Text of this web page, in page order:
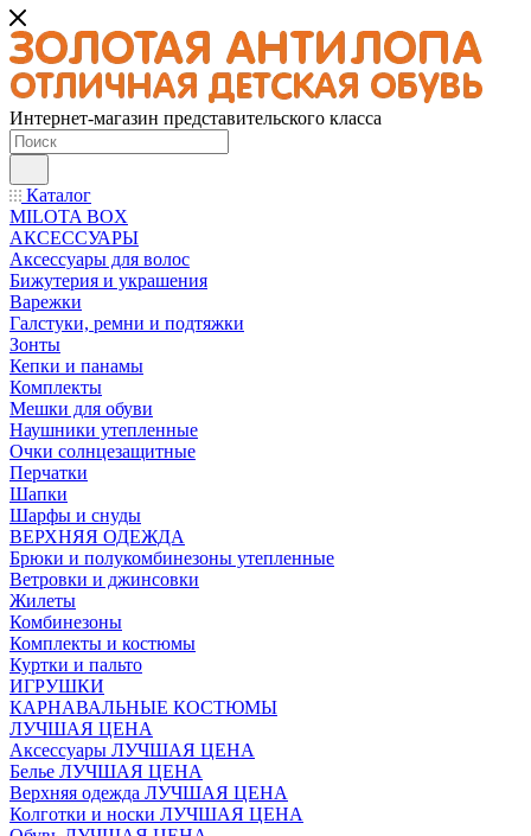
Интернет-магазин представительского класса
Каталог
MILOTA BOX
АКСЕССУАРЫ
Аксессуары для волос
Бижутерия и украшения
Варежки
Галстуки, ремни и подтяжки
Зонты
Кепки и панамы
Комплекты
Мешки для обуви
Наушники утепленные
Очки солнцезащитные
Перчатки
Шапки
Шарфы и снуды
ВЕРХНЯЯ ОДЕЖДА
Брюки и полукомбинезоны утепленные
Ветровки и джинсовки
Жилеты
Комбинезоны
Комплекты и костюмы
Куртки и пальто
ИГРУШКИ
КАРНАВАЛЬНЫЕ КОСТЮМЫ
ЛУЧШАЯ ЦЕНА
Аксессуары ЛУЧШАЯ ЦЕНА
Белье ЛУЧШАЯ ЦЕНА
Верхняя одежда ЛУЧШАЯ ЦЕНА
Колготки и носки ЛУЧШАЯ ЦЕНА